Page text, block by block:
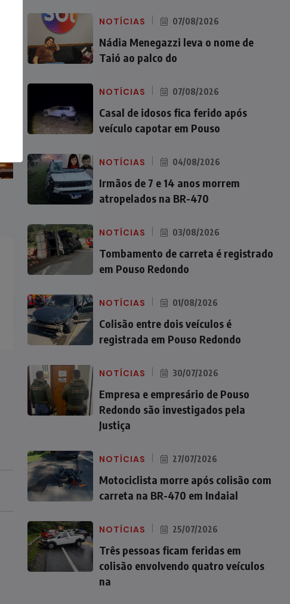
NOTÍCIAS 07/08/2026
Nádia Menegazzi leva o nome de
Taió ao palco do
NOTÍCIAS 07/08/2026
Casal de idosos fica ferido após
veículo capotar em Pouso
NOTÍCIAS 04/08/2026
Irmãos de 7 e 14 anos morrem
atropelados na BR-470
NOTÍCIAS 03/08/2026
Tombamento de carreta é registrado
em Pouso Redondo
NOTÍCIAS 01/08/2026
Colisão entre dois veículos é
registrada em Pouso Redondo
NOTÍCIAS 30/07/2026
Empresa e empresário de Pouso
Redondo são investigados pela
Justiça
NOTÍCIAS 27/07/2026
Motociclista morre após colisão com
carreta na BR-470 em Indaial
NOTÍCIAS 25/07/2026
Três pessoas ficam feridas em
colisão envolvendo quatro veículos
na